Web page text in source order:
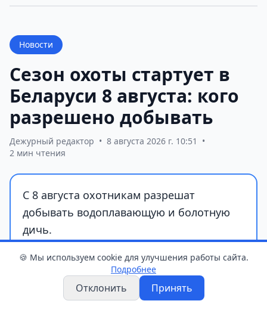
Новости
Сезон охоты стартует в
Беларуси 8 августа: кого
разрешено добывать
Дежурный редактор • 8 августа 2026 г. 10:51
•
2 мин чтения
С 8 августа охотникам разрешат
добывать водоплавающую и болотную
дичь.
🍪 Мы используем cookie для улучшения работы сайта.
Подробнее
Отклонить Принять